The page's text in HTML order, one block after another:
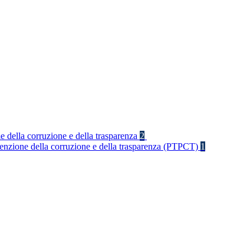
della corruzione e della trasparenza 2
della corruzione e della trasparenza (PTPCT) 1